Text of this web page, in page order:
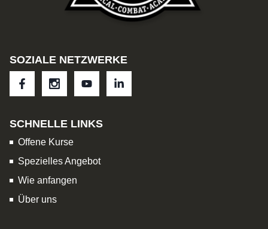
SOZIALE NETZWERKE
SCHNELLE LINKS
Offene Kurse
Spezielles Angebot
Wie anfangen
Über uns